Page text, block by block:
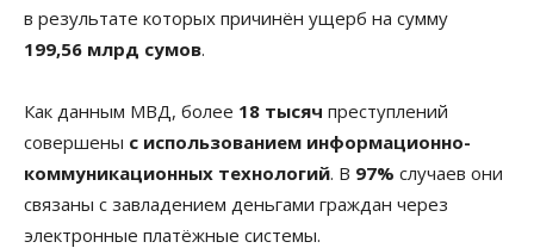
в результате которых причинён ущерб на сумму
199,56 млрд сумов.
Как данным МВД, более 18 тысяч преступлений
совершены с использованием информационно-
коммуникационных технологий. В 97% случаев они
связаны с завладением деньгами граждан через
электронные платёжные системы.